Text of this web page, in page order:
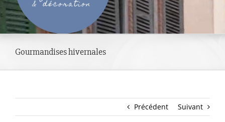
Gourmandises hivernales
Précédent Suivant